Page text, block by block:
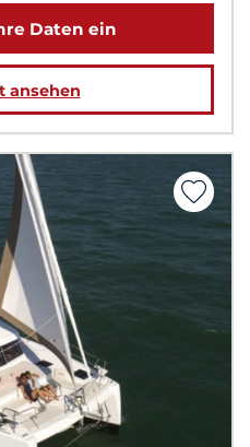
Daten ein
ansehen